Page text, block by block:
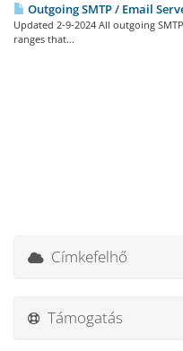
Outgoing SMTP / Email
Updated 2-9-2024 All outgoing
ranges that...
Címkefelhő
Támogatás